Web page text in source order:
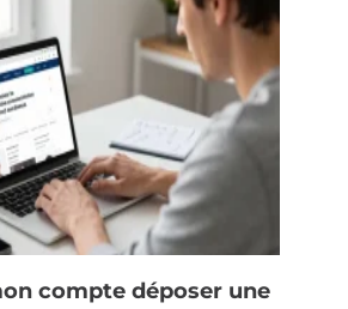
compte déposer une